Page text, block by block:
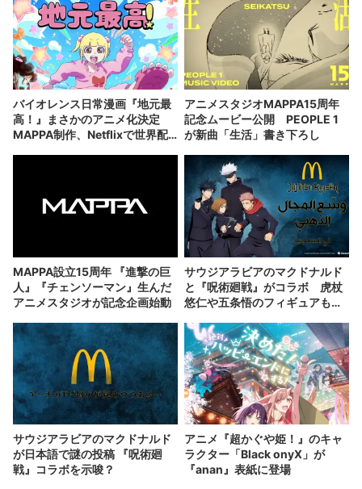
バイオレンス日常漫画『地元最
高！』まさかのアニメ化決定
MAPPA制作、Netflixで世界配
アニメスタジオMAPPA15周年
記念ムービー公開 PEOPLE 1
が新曲「生活」書き下ろし
MAPPA設立15周年 『進撃の巨
人』『チェンソーマン』生んだ
アニメスタジオが記念企画始動
サウジアラビアのマクドナルド
と『呪術廻戦』がコラボ 虎杖
悠仁や五条悟のフィギュアも登
サウジアラビアのマクドナルド
が日本語で謎の投稿 『呪術廻
戦』コラボを示唆？
アニメ『超かぐや姫！』のキャ
ラクター「Black onyX」が
『anan』表紙に登場